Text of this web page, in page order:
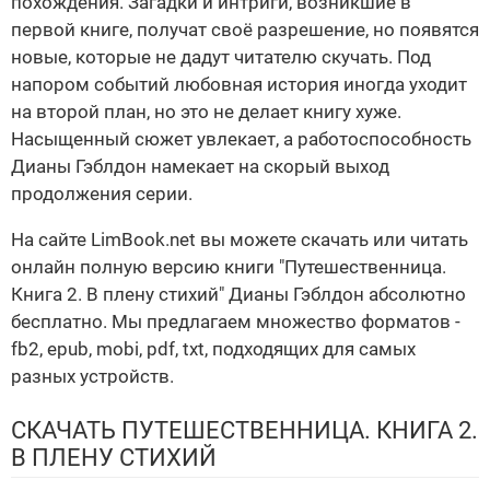
первой книге, получат своё разрешение, но появятся
новые, которые не дадут читателю скучать. Под
напором событий любовная история иногда уходит
на второй план, но это не делает книгу хуже.
Насыщенный сюжет увлекает, а работоспособность
Дианы Гэблдон намекает на скорый выход
продолжения серии.
На сайте LimBook.net вы можете скачать или читать
онлайн полную версию книги "Путешественница.
Книга 2. В плену стихий" Дианы Гэблдон абсолютно
бесплатно. Мы предлагаем множество форматов -
fb2, epub, mobi, pdf, txt, подходящих для самых
разных устройств.
СКАЧАТЬ ПУТЕШЕСТВЕННИЦА. КНИГА 2.
В ПЛЕНУ СТИХИЙ